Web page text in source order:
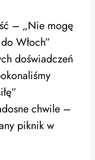
– „Nie mogę
Włoch”
doświadczeń
chwile –
piknik w